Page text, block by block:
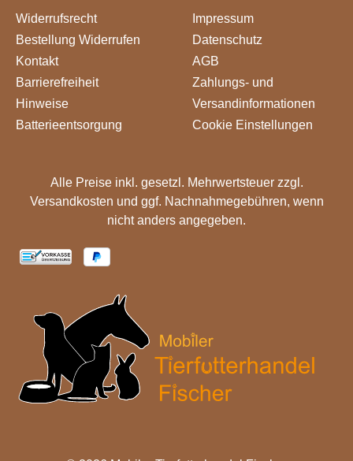
Widerrufsrecht
Bestellung Widerrufen
Kontakt
Barrierefreiheit
Hinweise
Batterieentsorgung
Impressum
Datenschutz
AGB
Zahlungs- und
Versandinformationen
Cookie Einstellungen
Alle Preise inkl. gesetzl. Mehrwertsteuer zzgl.
Versandkosten und ggf. Nachnahmegebühren, wenn
nicht anders angegeben.